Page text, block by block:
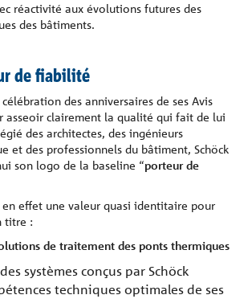
réactivité aux évolutions futures des
des bâtiments.
de fiabilité
des anniversaires de ses Avis
asseoir clairement la qualité qui fait de lui
des architectes, des ingénieurs
et des professionnels du bâtiment, Schöck
son logo de la baseline “porteur de
en effet une valeur quasi identitaire pour
titre :
de traitement des ponts thermiques
systèmes conçus par Schöck
techniques optimales de ses